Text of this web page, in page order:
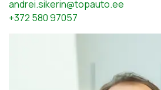
andrei.sikerin@topauto.ee
+372 580 97057